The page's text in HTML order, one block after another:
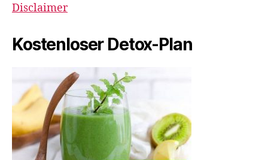
Disclaimer
Kostenloser Detox-Plan